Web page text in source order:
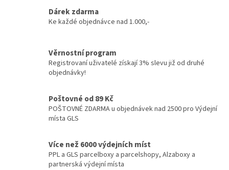
Dárek zdarma
Ke každé objednávce nad 1.000,-
Věrnostní program
Registrovaní uživatelé získají 3% slevu již od druhé
objednávky!
Poštovné od 89 Kč
POŠTOVNÉ ZDARMA u objednávek nad 2500 pro Výdejní
místa GLS
Více než 6000 výdejních míst
PPL a GLS parcelboxy a parcelshopy, Alzaboxy a
partnerská výdejní místa